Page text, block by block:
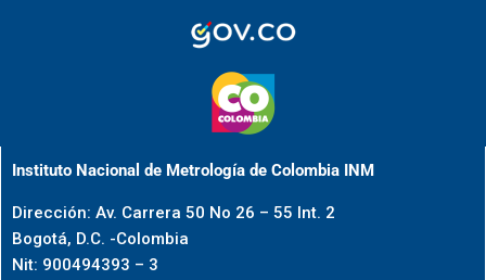
Instituto Nacional de Metrología de Colombia INM
Dirección: Av. Carrera 50 No 26 – 55 Int. 2
Bogotá, D.C. -Colombia
Nit: 900494393 – 3